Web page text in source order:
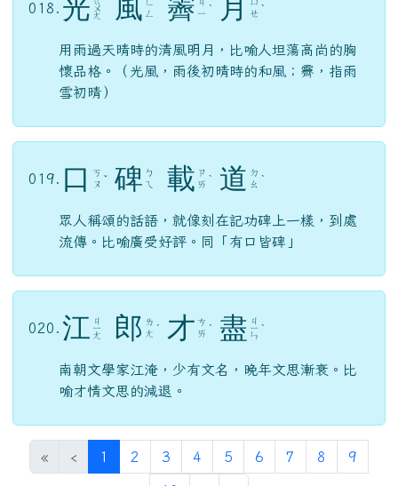
018.光 ㄍ
ㄨ
ㄤ 風 ㄈ
ㄥ
霽ㄐ
ㄧ ˋ 月ㄩ
ㄝˋ
用雨過天晴時的清風明月，比喻人坦蕩高尚的胸
019.口ㄎ
ㄡˇ 碑ㄅ
ㄟ
載ㄗ
ㄞ ˋ 道ㄉ
ㄠ ˋ
江ㄐ
ㄧ
ㄤ 郎ㄌ
ㄤˊ 才ㄘ
ㄞˊ 盡ㄐ
ㄧ
ㄣ
ˋ